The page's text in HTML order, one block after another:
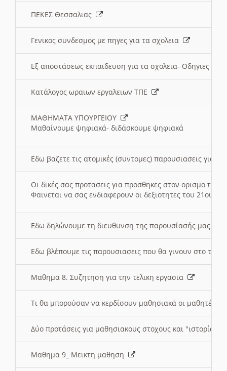
ΠΕΚΕΣ Θεσσαλιας
Γενικος συνδεσμος με πηγες για τα σχολεια
Εξ αποστάσεως εκπαιδευση για τα σχολεια- Οδηγιες
Κατάλογος ωραιων εργαλειων ΤΠΕ
ΜΑΘΗΜΑΤΑ ΥΠΟΥΡΓΕΙΟΥ
Μαθαίνουμε ψηφιακά- διδάσκουμε ψηφιακά
Εδω βαζετε τις ατομικές (συντομες) παρουσιασεις για
Οι δικές σας προτασεις για προσθηκες στον ορισμο
Φαινεται να σας ενδιαφερουν οι δεξιοτητες του 21ου
Εδω δηλώνουμε τη διευθυνση της παρουσίασής μας
Εδω βλέπουμε τις παρουσιασεις που θα γινουν στο
Μαθημα 8. Συζητηση για την τελικη εργασια
Τι θα μπορούσαν να κερδίσουν μαθησιακά οι μαθητές/
Δύο προτάσεις για μαθησιακους στοχους και "ιστορία"
Μαθημα 9_ Μεικτη μαθηση